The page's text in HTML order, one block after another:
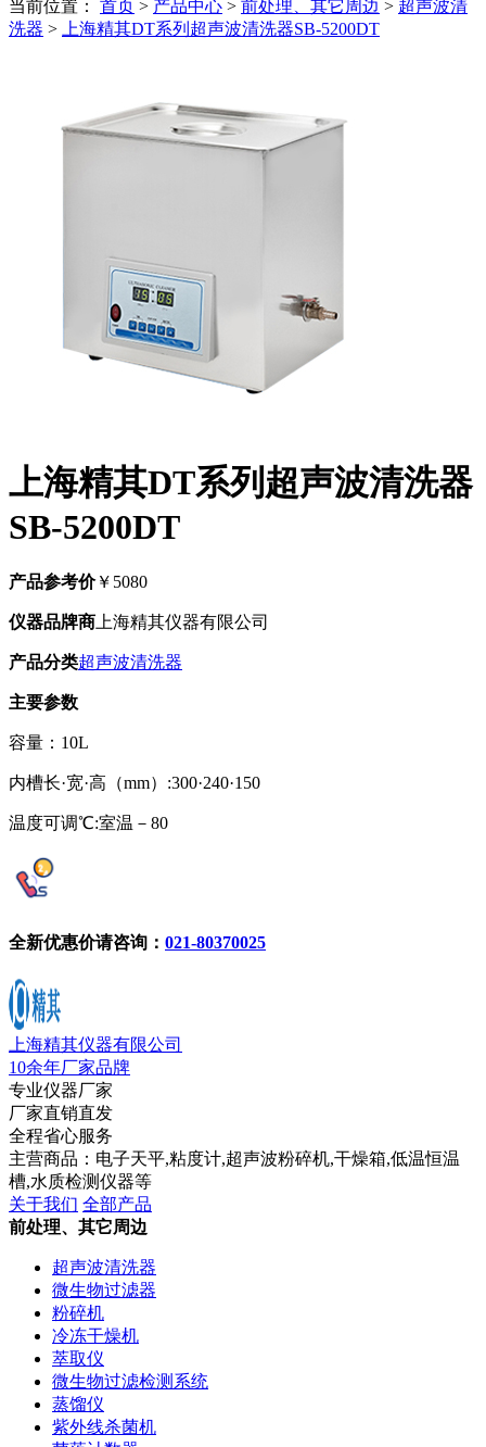
当前位置： 首页 > 产品中心 > 前处理、其它周边 > 超声波清
洗器 > 上海精其DT系列超声波清洗器SB-5200DT
上海精其DT系列超声波清洗器
SB-5200DT
产品参考价￥5080
仪器品牌商 上海精其仪器有限公司
产品分类超声波清洗器
主要参数
容量：10L
内槽长·宽·高（mm）:300·240·150
温度可调℃:室温－80
全新优惠价请咨询： 021-80370025
上海精其仪器有限公司
10余年厂家品牌
专业仪器厂家
厂家直销直发
全程省心服务
主营商品：电子天平,粘度计,超声波粉碎机,干燥箱,低温恒温
槽,水质检测仪器等
关于我们 全部产品
前处理、其它周边
超声波清洗器
微生物过滤器
粉碎机
冷冻干燥机
萃取仪
微生物过滤检测系统
蒸馏仪
紫外线杀菌机